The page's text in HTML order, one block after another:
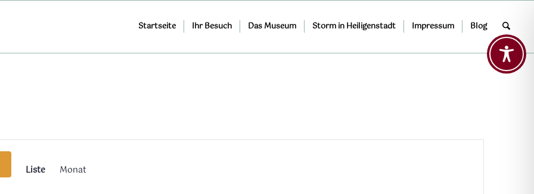
Startseite Ihr Besuch Das Museum Storm in Heiligenstadt Impressum Blog
Veranstaltung
Navigation
Liste Monat